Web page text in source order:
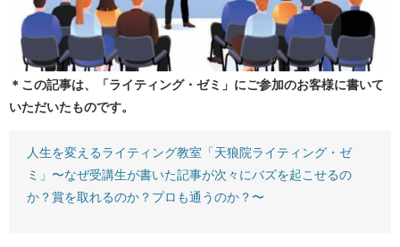
＊この記事は、「ライティング・ゼミ」にご参加のお客様に書いて
いただいたものです。
人生を変えるライティング教室「天狼院ライティング・ゼ
ミ」〜なぜ受講生が書いた記事が次々にバズを起こせるの
か？賞を取れるのか？プロも通うのか？〜